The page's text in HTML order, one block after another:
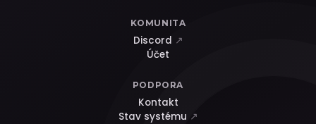
KOMUNITA
Discord ↗
Účet
PODPORA
Kontakt
Stav systému ↗